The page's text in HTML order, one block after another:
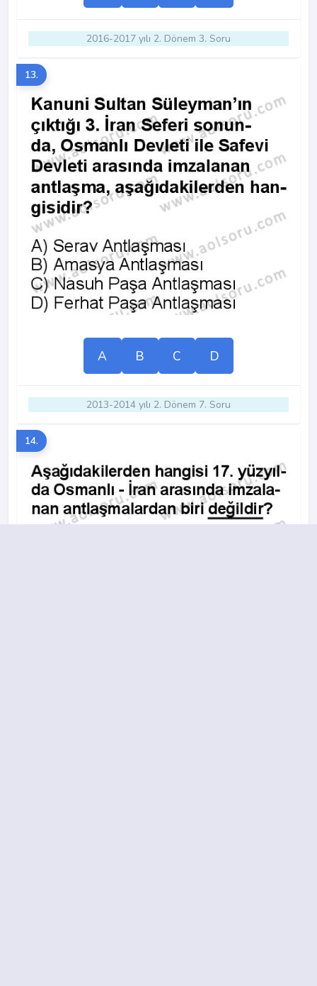
2016-2017 yılı 2. Dönem 3. Soru
13.
A B C D
2013-2014 yılı 2. Dönem 7. Soru
14.